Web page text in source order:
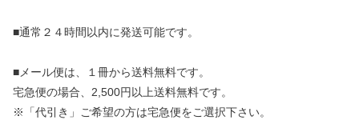
■通常２４時間以内に発送可能です。
■メール便は、１冊から送料無料です。
宅急便の場合、2,500円以上送料無料です。
※「代引き」ご希望の方は宅急便をご選択下さい。